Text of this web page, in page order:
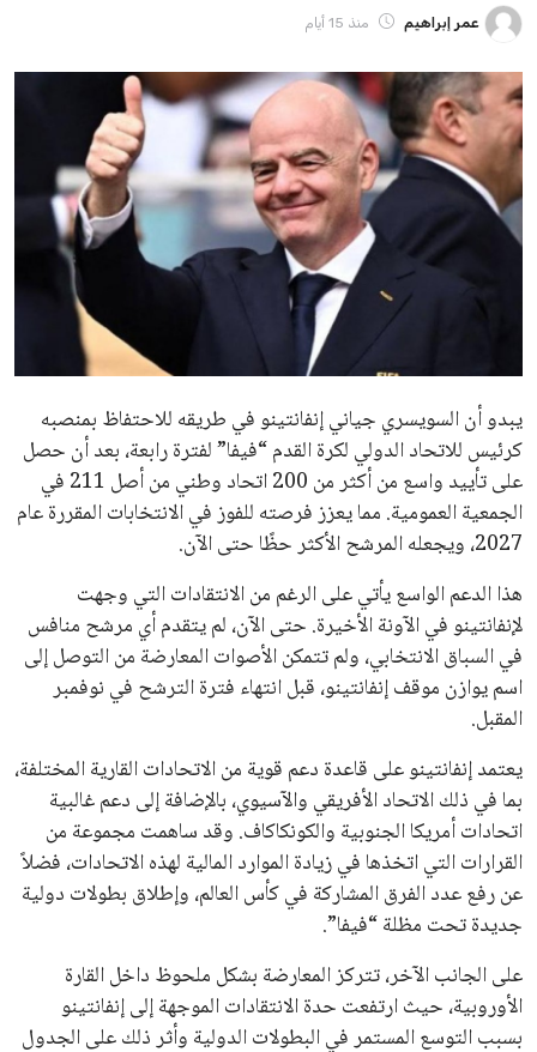
ايوا مصر
الاخبار الشائعة
إنفانتينو يخطو نحو ولاية رابعة في رئاسة فيفا
عمر إبراهيم
مستثمر هندي بريطاني يسعى لامتلاك حصة
عمر إبراهيم 22 يوليو 2026
تحقق من قهوتك المغشوشة 7 علامات تدل
على جودتها قبل أول رشفة
خالد فؤاد 18 يوليو 2026
القائمة البريدية
انضم إلى قائمة المشتركين لدينا لتحصل على أحدث الأخبار، التحديثات
والعروض الخاصة مباشرة في صندوق بريدك
اشتراك
جميع الحقوق محفوظة لموقعنا ايوا مصر